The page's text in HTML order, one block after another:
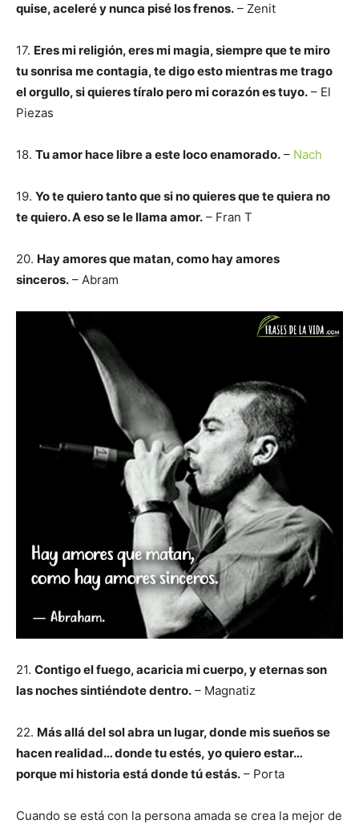
quise, aceleré y nunca pisé los frenos. – Zenit
17. Eres mi religión, eres mi magia, siempre que te miro
tu sonrisa me contagia, te digo esto mientras me trago
el orgullo, si quieres tíralo pero mi corazón es tuyo. – El
Piezas
18. Tu amor hace libre a este loco enamorado. – Nach
19. Yo te quiero tanto que si no quieres que te quiera no
te quiero. A eso se le llama amor. – Fran T
20. Hay amores que matan, como hay amores
sinceros. – Abram
21. Contigo el fuego, acaricia mi cuerpo, y eternas son
las noches sintiéndote dentro. – Magnatiz
22. Más allá del sol abra un lugar, donde mis sueños se
hacen realidad… donde tu estés, yo quiero estar…
porque mi historia está donde tú estás. – Porta
Cuando se está con la persona amada se crea la mejor de